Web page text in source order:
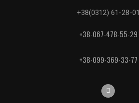
+38(0312) 61-28-01
+38-067-478-55-29
+38-099-369-33-77